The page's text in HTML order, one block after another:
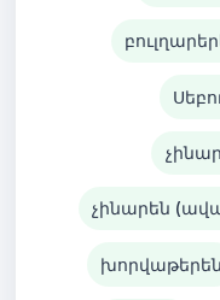
չինարեն
խորվաթերեն